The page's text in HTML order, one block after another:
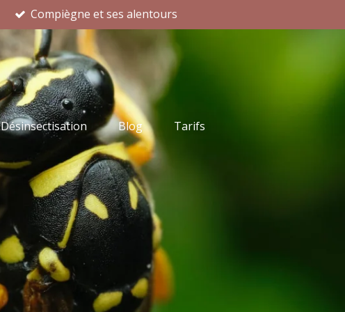
Compiègne et ses alentours
Désinsectisation Blog
Tarifs